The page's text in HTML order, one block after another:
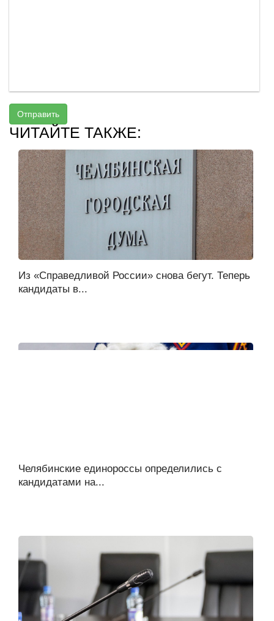
Отправить
ЧИТАЙТЕ ТАКЖЕ:
Из «Справедливой России» снова бегут. Теперь
кандидаты в...
Челябинские единороссы определились с
кандидатами на...